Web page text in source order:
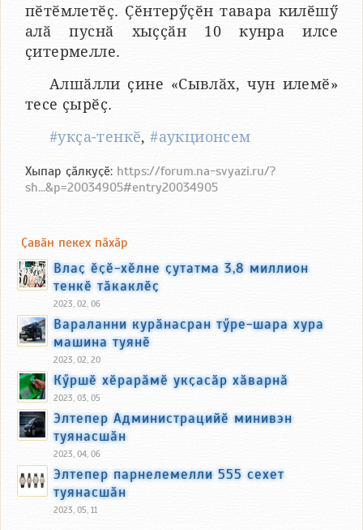
пӗтӗмлетӗҫ. Ҫӗнтерӳҫӗн тавара килӗшӳ
алӑ пуснӑ хыҫҫӑн 10 кунра илсе
ҫитермелле.
Алшӑлли ҫине «Сывлӑх, чун илемӗ»
тесе ҫырӗҫ.
#укҫа-тенкӗ,#аукционсем
Хыпар ҫӑлкуҫӗ: https://forum.na-svyazi.ru/?
sh...&p=20034905#entry20034905
Ҫавӑн пекех пӑхӑр
Влаҫ ӗҫӗ-хӗлне ҫутатма 3,8 миллион
тенкӗ тӑкаклӗҫ
2023, 02, 06
Вараланни курӑнасран тӳре-шара хура
машина туянӗ
2023, 02, 20
Кӳршӗ хӗрарӑмӗ укҫасӑр хӑварнӑ
2023, 03, 05
Элтепер Администрацийӗ минивэн
туянасшӑн
2023, 04, 06
Элтепер парнелемелли 555 сехет
туянасшӑн
2023, 05, 11